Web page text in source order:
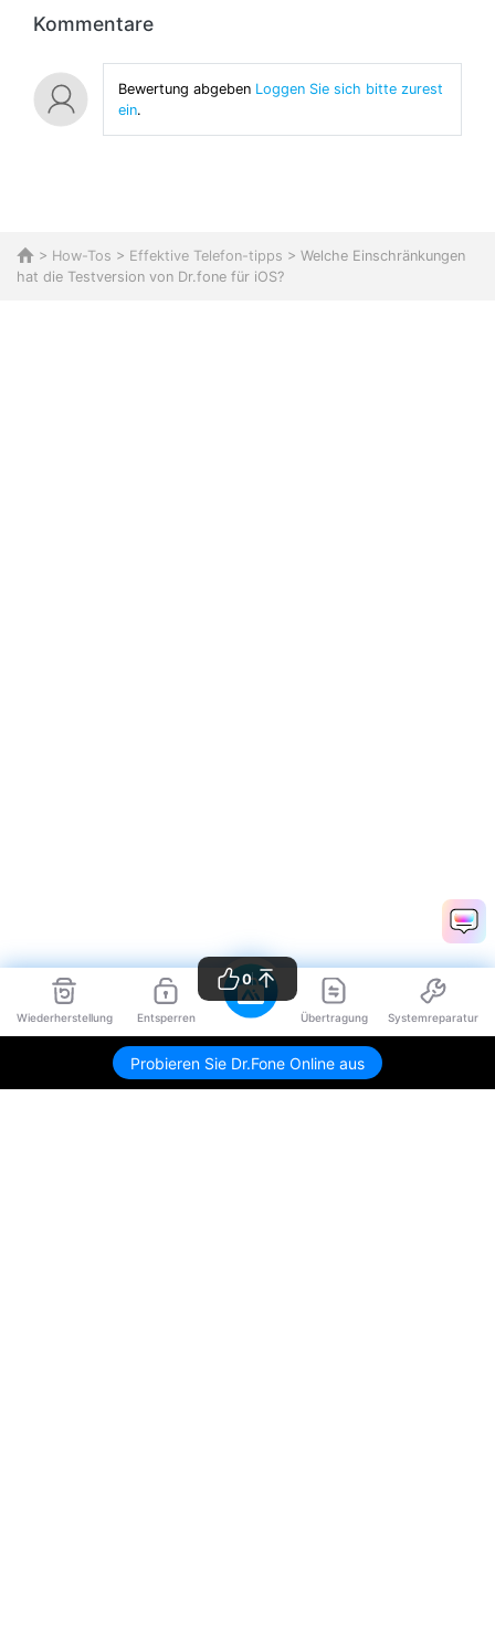
Wiederherstellung Entsperren Übertragung Systemreparatur
Probieren Sie Dr.Fone Online aus
Kommentare
Bewertung abgebenLoggen Sie sich bitte zurest
ein.
> How-Tos > Effektive Telefon-tipps > Welche Einschränkungen
hat die Testversion von Dr.fone für iOS?
0